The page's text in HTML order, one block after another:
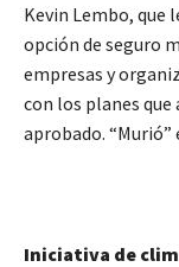
Kevin Lembo, que
opción de seguro
empresas y
con los planes
aprobado. “Murió”
Iniciativa de